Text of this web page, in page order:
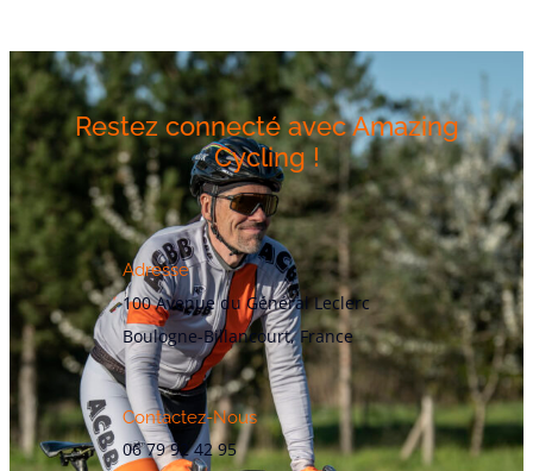
Restez connecté avec Amazing
Cycling !
Adresse
100 Avenue du Général Leclerc
Boulogne-Billancourt, France
Contactez-Nous
06 79 92 42 95